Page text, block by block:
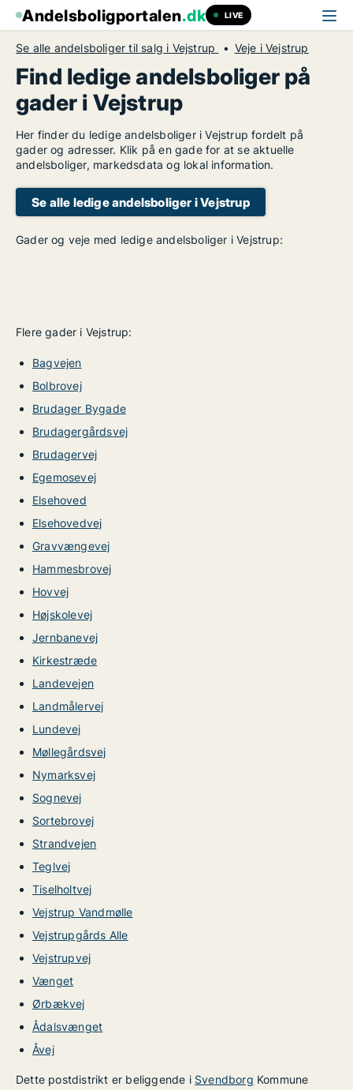
Andelsboligportalen.dk LIVE
Se alle andelsboliger til salg i Vejstrup Veje i Vejstrup
Find ledige andelsboliger på
gader i Vejstrup
Her finder du ledige andelsboliger i Vejstrup fordelt på
gader og adresser. Klik på en gade for at se aktuelle
andelsboliger, markedsdata og lokal information.
Se alle ledige andelsboliger i Vejstrup
Gader og veje med ledige andelsboliger i Vejstrup:
Flere gader i Vejstrup:
Bagvejen
Bolbrovej
Brudager Bygade
Brudagergårdsvej
Brudagervej
Egemosevej
Elsehoved
Elsehovedvej
Gravvængevej
Hammesbrovej
Hovvej
Højskolevej
Jernbanevej
Kirkestræde
Landevejen
Landmålervej
Lundevej
Møllegårdsvej
Nymarksvej
Sognevej
Sortebrovej
Strandvejen
Teglvej
Tiselholtvej
Vejstrup Vandmølle
Vejstrupgårds Alle
Vejstrupvej
Vænget
Ørbækvej
Ådalsvænget
Åvej
Dette postdistrikt er beliggende i Svendborg Kommune